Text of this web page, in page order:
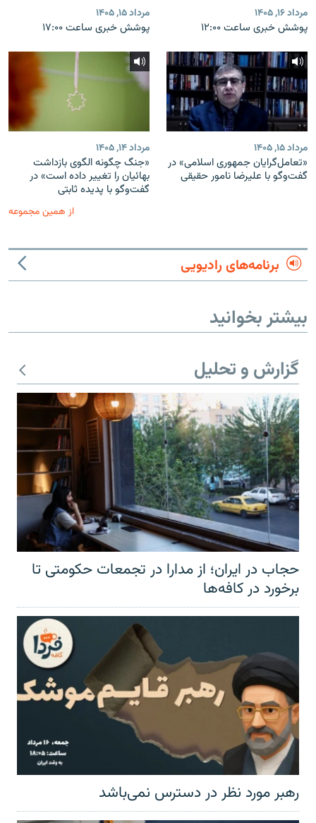
مرداد ۱۶, ۱۴۰۵
پوشش خبری ساعت ۱۲:۰۰
مرداد ۱۵, ۱۴۰۵
پوشش خبری ساعت ۱۷:۰۰
مرداد ۱۵, ۱۴۰۵
«تعامل‌گرایان جمهوری اسلامی» در
گفت‌وگو با علیرضا نامور حقیقی
مرداد ۱۴, ۱۴۰۵
«جنگ چگونه الگوی بازداشت
بهائیان را تغییر داده است» در
گفت‌وگو با پدیده ثابتی
از همین مجموعه
برنامه‌های رادیویی
بیشتر بخوانید
گزارش و تحلیل
حجاب در ایران؛ از مدارا در تجمعات حکومتی تا
برخورد در کافه‌ها
رهبر مورد نظر در دسترس نمی‌باشد